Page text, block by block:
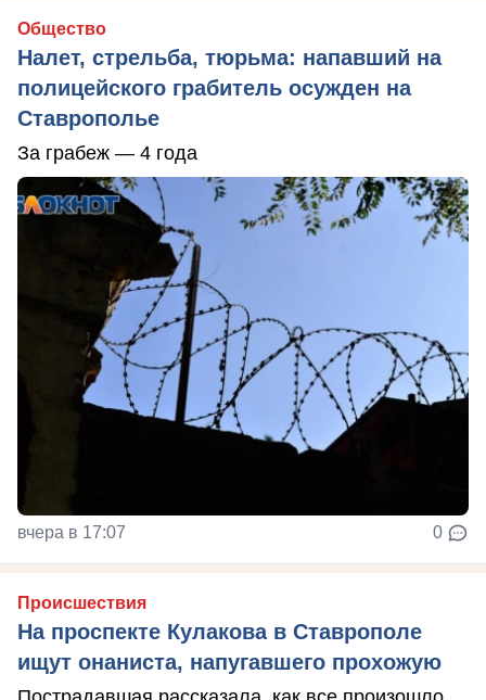
Общество
Налет, стрельба, тюрьма: напавший на
полицейского грабитель осужден на
Ставрополье
За грабеж — 4 года
вчера в 17:07 0
Происшествия
На проспекте Кулакова в Ставрополе
ищут онаниста, напугавшего прохожую